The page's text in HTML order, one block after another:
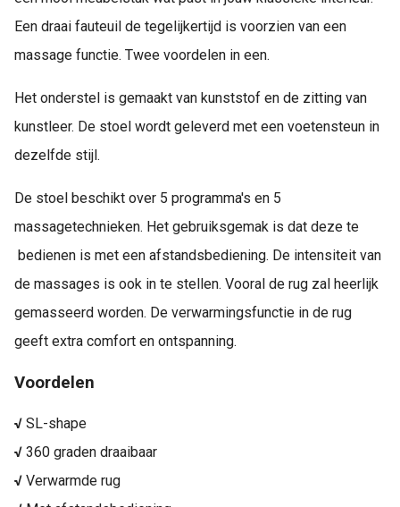
Een draai fauteuil de tegelijkertijd is voorzien van een
massage functie. Twee voordelen in een.
Het onderstel is gemaakt van kunststof en de zitting van
kunstleer. De stoel wordt geleverd met een voetensteun in
dezelfde stijl.
De stoel beschikt over 5 programma's en 5
massagetechnieken. Het gebruiksgemak is dat deze te
bedienen is met een afstandsbediening. De intensiteit van
de massages is ook in te stellen. Vooral de rug zal heerlijk
gemasseerd worden. De verwarmingsfunctie in de rug
geeft extra comfort en ontspanning.
Voordelen
√ SL-shape
√ 360 graden draaibaar
√ Verwarmde rug